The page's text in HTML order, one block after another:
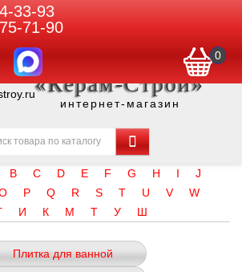
33-93
71-90
0
«Керам-Строй»
интернет-магазин
B C D E F G H I
J
P Q R S T U V
W
И К М Т У Ш
Плитка для ванной